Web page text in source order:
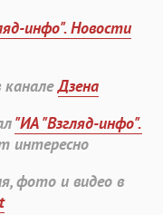
инфо". Новости
каналеДзена
"ИА "Взгляд-инфо".
интересно
фото и видео в